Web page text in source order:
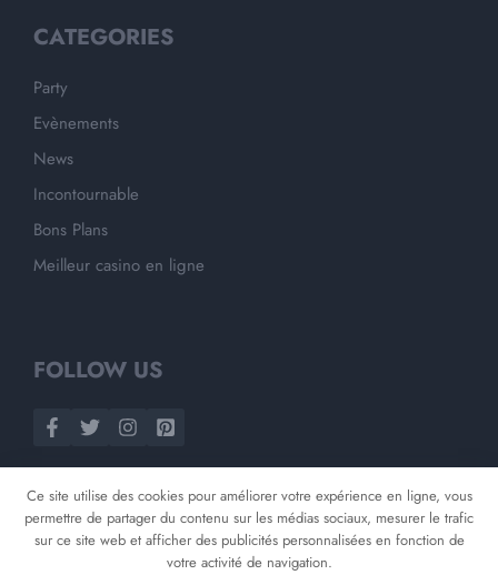
CATEGORIES
Party
Evènements
News
Incontournable
Bons Plans
Meilleur casino en ligne
FOLLOW US
Ce site utilise des cookies pour améliorer votre expérience en ligne, vous
permettre de partager du contenu sur les médias sociaux, mesurer le trafic
sur ce site web et afficher des publicités personnalisées en fonction de
votre activité de navigation.